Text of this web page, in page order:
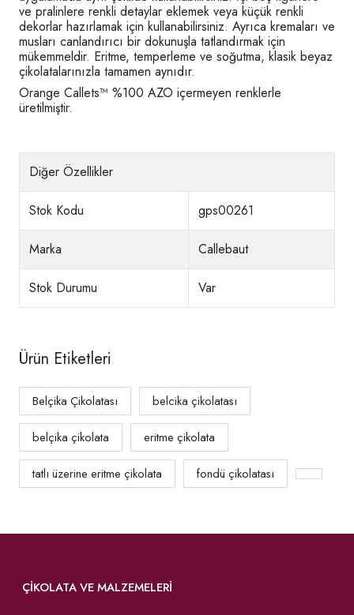
ve pralinlere renkli detaylar eklemek veya küçük renkli
dekorlar hazırlamak için kullanabilirsiniz. Ayrıca kremaları ve
musları canlandırıcı bir dokunuşla tatlandırmak için
mükemmeldir. Eritme, temperleme ve soğutma, klasik beyaz
çikolatalarınızla tamamen aynıdır.
Orange Callets™ %100 AZO içermeyen renklerle
üretilmiştir.
Diğer Özellikler
Stok Kodu gps00261
Marka Callebaut
Stok Durumu Var
Ürün Etiketleri
Belçika Çikolatası belcika çikolatası
belçika çikolata eritme çikolata
tatlı üzerine eritme çikolata fondü çikolatası
ÇIKOLATA VE MALZEMELERI